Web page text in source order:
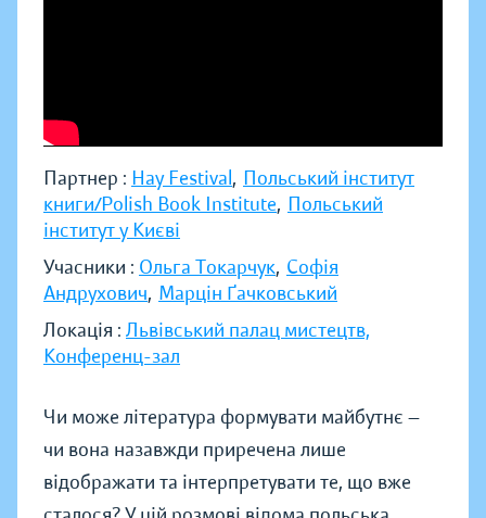
Партнер : Hay Festival, Польський інститут
книги/Polish Book Institute, Польський
інститут у Києві
Учасники : Ольга Токарчук, Софія
Андрухович, Марцін Ґачковський
Локація : Львівський палац мистецтв,
Конференц-зал
Чи може література формувати майбутнє —
чи вона назавжди приречена лише
відображати та інтерпретувати те, що вже